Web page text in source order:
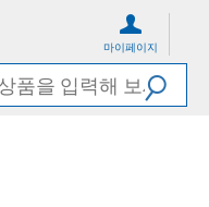
마이페이지